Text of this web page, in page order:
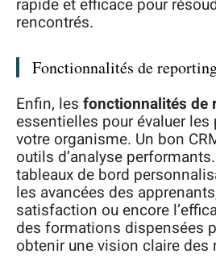
rencontrés.
Fonctionnalités de
Enfin, les fonctionnalités de
essentielles pour évaluer
votre organisme. Un bon
outils d’analyse
tableaux de bord
les avancées des
satisfaction ou encore
des formations dispensées
obtenir une vision claire des